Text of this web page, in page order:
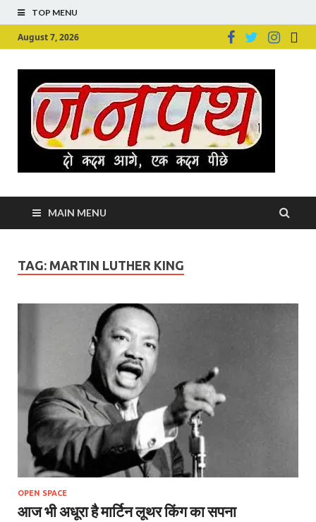
TOP MENU
August 7, 2026
MAIN MENU
TAG: MARTIN LUTHER KING
OPEN SPACE
आज भी अधूरा है मार्टिन लूथर किंग का सपना